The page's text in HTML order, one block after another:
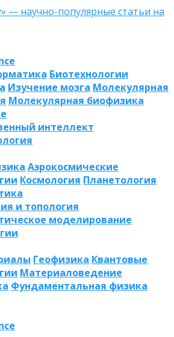
Биотехнологии
Изучение мозга Молекулярная
Молекулярная биофизика
интеллект
Аэрокосмические
Космология Планетология
и топология
моделирование
Геофизика Квантовые
Материаловедение
Фундаментальная физика